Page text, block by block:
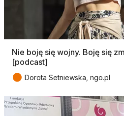
Nie boję się wojny. Boję się
[podcast]
● Dorota Setniewska, ngo.pl